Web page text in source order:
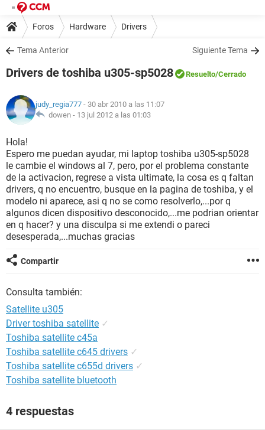
Foros Hardware Drivers
Tema Anterior Siguiente Tema
Drivers de toshiba u305-sp5028 Resuelto/Cerrado
judy_regia777 - 30 abr 2010 a las 11:07
dowen - 13 jul 2012 a las 01:03
Hola!
Espero me puedan ayudar, mi laptop toshiba u305-sp5028
le cambie el windows al 7, pero, por el problema constante
de la activacion, regrese a vista ultimate, la cosa es q faltan
drivers, q no encuentro, busque en la pagina de toshiba, y el
modelo ni aparece, asi q no se como resolverlo,...por q
algunos dicen dispositivo desconocido,...me podrian orientar
en q hacer? y una disculpa si me extendi o pareci
desesperada,...muchas gracias
Compartir
Consulta también:
Satellite u305
Driver toshiba satellite ✓
Toshiba satellite c45a
Toshiba satellite c645 drivers ✓
Toshiba satellite c655d drivers ✓
Toshiba satellite bluetooth
4 respuestas